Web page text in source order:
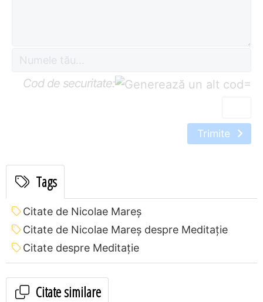
Cod de securitate: =
Trimite
Tags
Citate de Nicolae Mareș
Citate de Nicolae Mareș despre Meditație
Citate despre Meditație
Citate similare